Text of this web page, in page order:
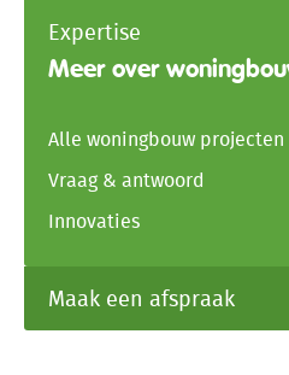
Expertise
Meer over
Alle woningbouw projecten
Vraag & antwoord
Innovaties
Maak een afspraak